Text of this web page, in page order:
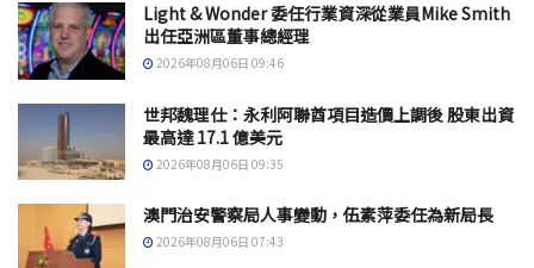
Light & Wonder 委任行業資深從業員Mike Smith
出任亞洲區董事總經理
2026年08月06日 09:46
世邦魏理仕：永利阿聯酋項目造價上調後 股東出資
最高達 17.1 億美元
2026年08月06日 09:35
澳門治安警察局人事變動，伍素萍委任為新局長
2026年08月06日 07:43